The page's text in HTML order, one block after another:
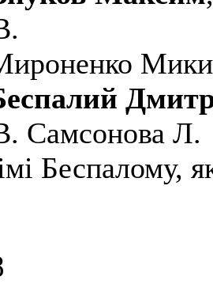
Самсонова Л.
Беспалому,